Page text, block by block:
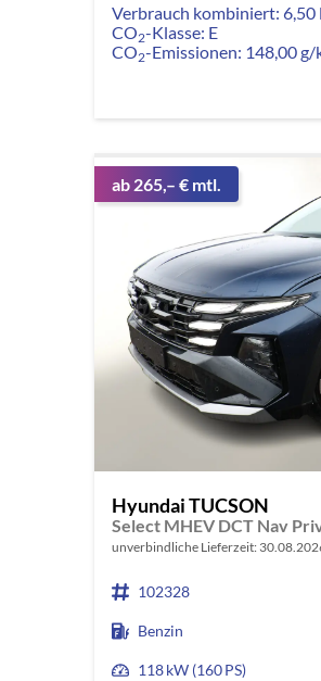
Verbrauch kombiniert:
CO2-Klasse: E
CO2-Emissionen: 148,00 g/
ab 265,– € mtl.
Hyundai TUCSON
Select MHEV DCT Nav
unverbindliche Lieferzeit:
102328
Benzin
118 kW (160 PS)